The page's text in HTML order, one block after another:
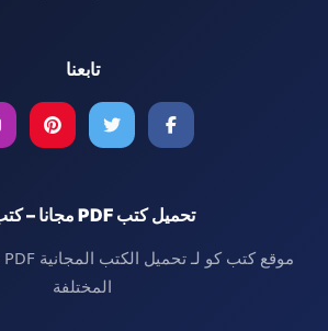
تابعنا
تحميل كتب PDF مجانا – كتب كو
المختلفة